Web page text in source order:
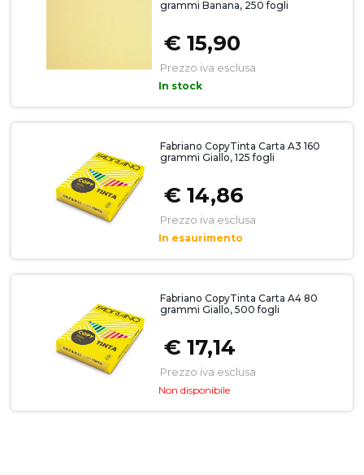
grammi Banana, 250 fogli
€ 15,90
Prezzo iva esclusa
In stock
Fabriano CopyTinta Carta A3 160
grammi Giallo, 125 fogli
€ 14,86
Prezzo iva esclusa
In esaurimento
Fabriano CopyTinta Carta A4 80
grammi Giallo, 500 fogli
€ 17,14
Prezzo iva esclusa
Non disponibile